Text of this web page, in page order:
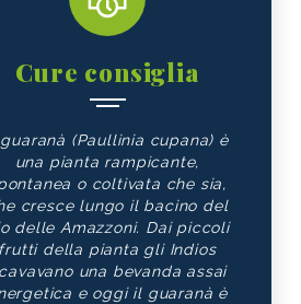
Cure consiglia
(Paullinia cupana) è
una pianta rampicante,
o coltivata che sia,
cresce lungo il bacino del
delle Amazzoni. Dai piccoli
frutti della pianta gli Indios
una bevanda assai
e oggi il guaranà è